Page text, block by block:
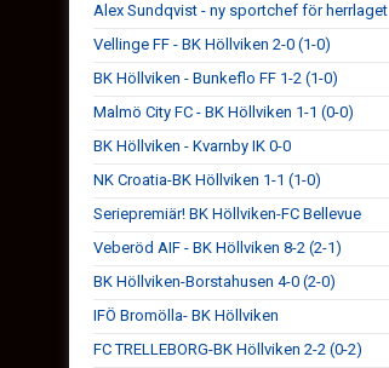
Alex Sundqvist - ny sportchef för herrlaget
Vellinge FF - BK Höllviken 2-0 (1-0)
BK Höllviken - Bunkeflo FF 1-2 (1-0)
Malmö City FC - BK Höllviken 1-1 (0-0)
BK Höllviken - Kvarnby IK 0-0
NK Croatia-BK Höllviken 1-1 (1-0)
Seriepremiär! BK Höllviken-FC Bellevue
Veberöd AIF - BK Höllviken 8-2 (2-1)
BK Höllviken-Borstahusen 4-0 (2-0)
IFÖ Bromölla- BK Höllviken
FC TRELLEBORG-BK Höllviken 2-2 (0-2)